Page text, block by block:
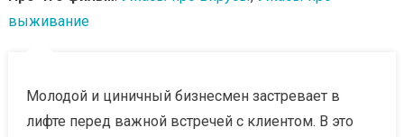
выживание
Молодой и циничный бизнесмен застревает в
лифте перед важной встречей с клиентом. В это